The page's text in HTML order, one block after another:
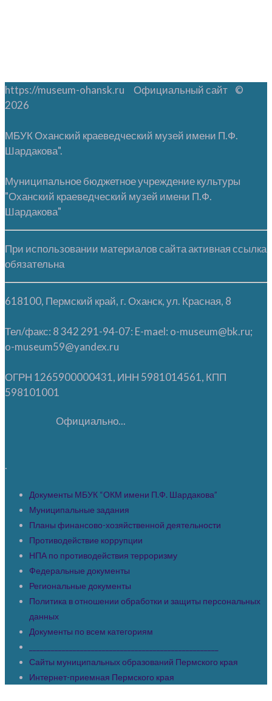
https://museum-ohansk.ru Официальный сайт ©
2026
МБУК Оханский краеведческий музей имени П.Ф.
Шардакова".
Муниципальное бюджетное учреждение культуры
"Оханский краеведческий музей имени П.Ф.
Шардакова"
При использовании материалов сайта активная ссылка
обязательна
618100, Пермский край, г. Оханск, ул. Красная, 8
Тел/факс: 8 342 291-94-07: E-mael: o-museum@bk.ru;
o-museum59@yandex.ru
ОГРН 1265900000431, ИНН 5981014561, КПП
598101001
Официально...
.
Документы МБУК “ОКМ имени П.Ф. Шардакова”
Муниципальные задания
Планы финансово-хозяйственной деятельности
Противодействие коррупции
НПА по противодействия терроризму
Федеральные документы
Региональные документы
Политика в отношении обработки и защиты персональных
данных
Документы по всем категориям
Сайты муниципальных образований Пермского края
Интернет-приемная Пермского края